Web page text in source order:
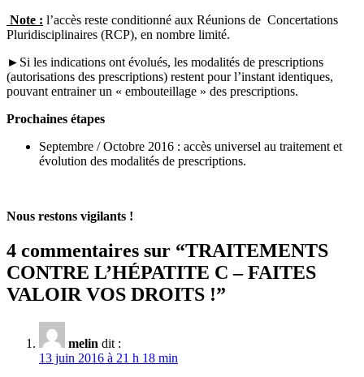
Note : l’accès reste conditionné aux Réunions de Concertations
Pluridisciplinaires (RCP), en nombre limité.
►Si les indications ont évolués, les modalités de prescriptions
(autorisations des prescriptions) restent pour l’instant identiques,
pouvant entrainer un « embouteillage » des prescriptions.
Prochaines étapes
Septembre / Octobre 2016 : accès universel au traitement et
évolution des modalités de prescriptions.
Nous restons vigilants !
4 commentaires sur “TRAITEMENTS
CONTRE L’HÉPATITE C – FAITES
VALOIR VOS DROITS !”
melin dit :
13 juin 2016 à 21 h 18 min